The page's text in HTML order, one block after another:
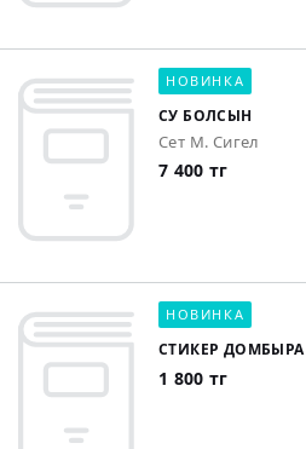
НОВИНКА
СУ БОЛСЫН
Сет М. Сигел
7 400 тг
НОВИНКА
СТИКЕР ДОМБЫРА
1 800 тг